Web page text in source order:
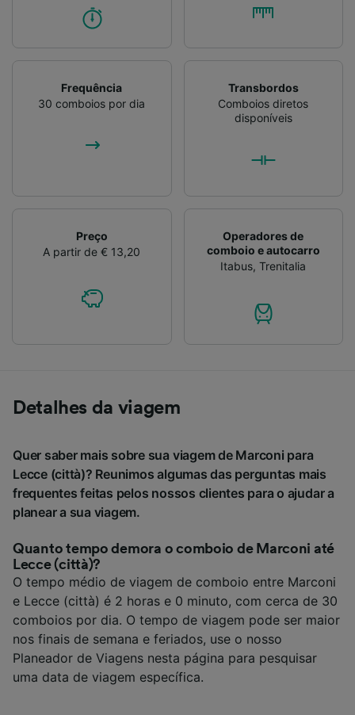
Frequência
30 comboios por dia
Transbordos
Comboios diretos
disponíveis
Preço
A partir de € 13,20
Operadores de
comboio e autocarro
Itabus,Trenitalia
Detalhes da viagem
Quer saber mais sobre sua viagem de Marconi para
Lecce (città)? Reunimos algumas das perguntas mais
frequentes feitas pelos nossos clientes para o ajudar a
planear a sua viagem.
Quanto tempo demora o comboio de Marconi até
Lecce (città)?
O tempo médio de viagem de comboio entre Marconi
e Lecce (città) é 2 horas e 0 minuto, com cerca de 30
comboios por dia. O tempo de viagem pode ser maior
nos finais de semana e feriados, use o nosso
Planeador de Viagens nesta página para pesquisar
uma data de viagem específica.